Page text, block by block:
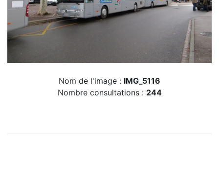
Nom de l'image : IMG_5116
Nombre consultations : 244